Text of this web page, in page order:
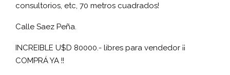
consultorios, etc, 70 metros cuadrados!
Calle Saez Peña.
INCREIBLE U$D 80000.- libres para vendedor ¡¡
COMPRÁ YA !!